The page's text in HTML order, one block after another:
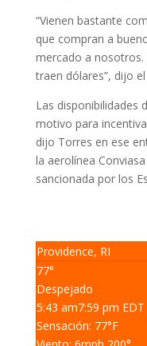
“Vienen bastante
que compran a
mercado a nosotros.
traen dólares”, dijo
Las disponibilidades
motivo para
dijo Torres en ese
la aerolínea
sancionada por los
Providence, RI
77°
Despejado
5:43 am7:59 pm EDT
Sensación: 77°F